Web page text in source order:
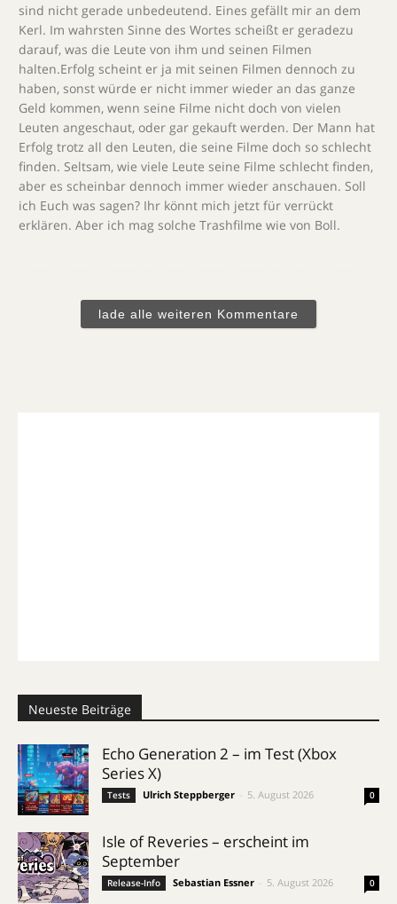
sind nicht gerade unbedeutend. Eines gefällt mir an dem
Kerl. Im wahrsten Sinne des Wortes scheißt er geradezu
darauf, was die Leute von ihm und seinen Filmen
halten.Erfolg scheint er ja mit seinen Filmen dennoch zu
haben, sonst würde er nicht immer wieder an das ganze
Geld kommen, wenn seine Filme nicht doch von vielen
Leuten angeschaut, oder gar gekauft werden. Der Mann hat
Erfolg trotz all den Leuten, die seine Filme doch so schlecht
finden. Seltsam, wie viele Leute seine Filme schlecht finden,
aber es scheinbar dennoch immer wieder anschauen. Soll
ich Euch was sagen? Ihr könnt mich jetzt für verrückt
erklären. Aber ich mag solche Trashfilme wie von Boll.
lade alle weiteren Kommentare
Neueste Beiträge
Echo Generation 2 – im Test (Xbox
Series X)
Tests Ulrich Steppberger 5. August 2026 0
Isle of Reveries – erscheint im
September
Release-Info Sebastian Essner 5. August 2026 0